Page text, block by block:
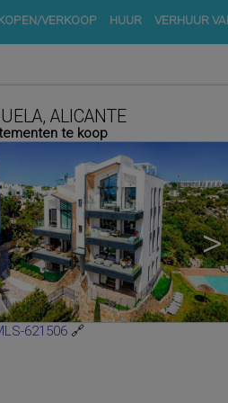
VERKOOP HUUR VERHUUR
ALICANTE
te koop
>
621506 🔗